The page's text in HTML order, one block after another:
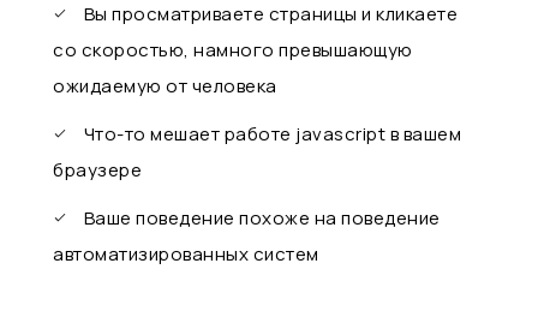
Вы просматриваете страницы и кликаете
со скоростью, намного превышающую
ожидаемую от человека
Что-то мешает работе javascript в вашем
браузере
Ваше поведение похоже на поведение
автоматизированных систем